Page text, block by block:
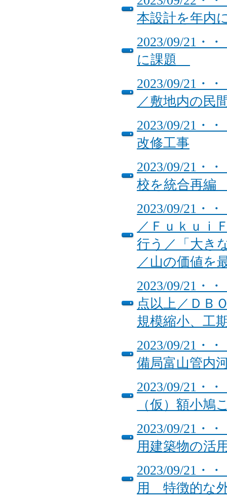
本設計を年内
2023/09/21・
に課題
2023/09/21・
／敷地内の民
2023/09/21・
改修工事
2023/09/21・
校を統合再
2023/09/21・
／Ｆｕｋｕｉ
行う／「大き
／山の価値を
2023/09/21・
点以上／ＤＢ
規模縮小、工
2023/09/21・
備局富山管内
2023/09/21・
（仮）額小鳩
2023/09/21・
用建築物の活
2023/09/21・
用 特徴的な